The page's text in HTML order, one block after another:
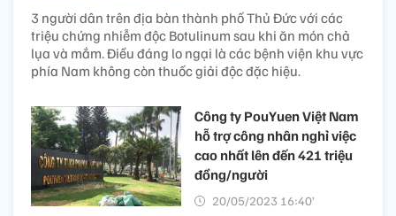
3 người dân trên địa bàn thành phố Thủ Đức với các
triệu chứng nhiễm độc Botulinum sau khi ăn món chả
lụa và mắm. Điều đáng lo ngại là các bệnh viện khu vực
phía Nam không còn thuốc giải độc đặc hiệu.
Công ty PouYuen Việt Nam
hỗ trợ công nhân nghỉ việc
cao nhất lên đến 421 triệu
đồng/người
20/05/2023 16:40’